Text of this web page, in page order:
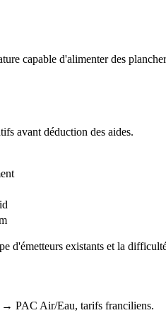
capable d'alimenter des
avant déduction des aides.
d'émetteurs existants et la
→ PAC Air/Eau, tarifs franciliens.